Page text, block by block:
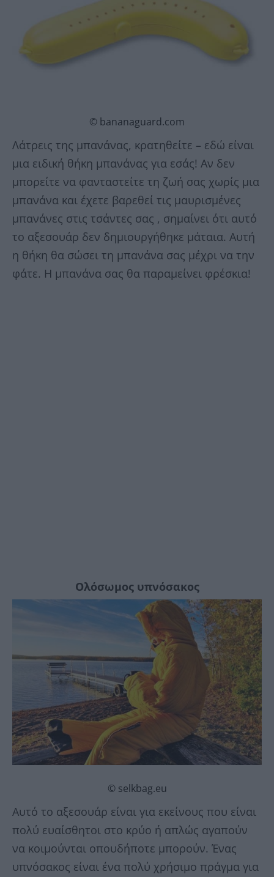
© bananaguard.com
Λάτρεις της μπανάνας, κρατηθείτε – εδώ είναι
μια ειδική θήκη μπανάνας για εσάς! Αν δεν
μπορείτε να φανταστείτε τη ζωή σας χωρίς μια
μπανάνα και έχετε βαρεθεί τις μαυρισμένες
μπανάνες στις τσάντες σας , σημαίνει ότι αυτό
το αξεσουάρ δεν δημιουργήθηκε μάταια. Αυτή
η θήκη θα σώσει τη μπανάνα σας μέχρι να την
φάτε. Η μπανάνα σας θα παραμείνει φρέσκια!
Ολόσωμος υπνόσακος
© selkbag.eu
Αυτό το αξεσουάρ είναι για εκείνους που είναι
πολύ ευαίσθητοι στο κρύο ή απλώς αγαπούν
να κοιμούνται οπουδήποτε μπορούν. Ένας
υπνόσακος είναι ένα πολύ χρήσιμο πράγμα για